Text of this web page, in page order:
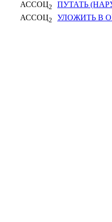
АССОЦ2
ПУТАТЬ
АССОЦ2 УЛОЖИТЬ В